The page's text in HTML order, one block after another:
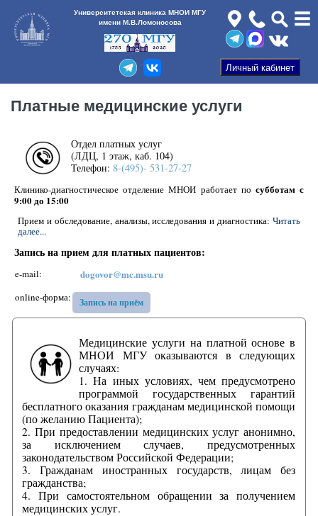
Университетская клиника МНОИ МГУ
имени М.В.Ломоносова
Платные медицинские услуги
Отдел платных услуг
(ЛДЦ, 1 этаж, каб. 104)
Телефон: 8-(495)- 531-27-27
Клинико-диагностическое отделение МНОИ работает по субботам с
9:00 до 15:00
Прием и обследование, анализы, исследования и диагностика: Читать
далее...
Запись на прием для платных пациентов:
e-mail: dogovor@mc.msu.ru
online-форма: Запись на приём
Медицинские услуги на платной основе в
МНОИ МГУ оказываются в следующих
случаях:
1. На иных условиях, чем предусмотрено
программой государственных гарантий
бесплатного оказания гражданам медицинской помощи
(по желанию Пациента);
2. При предоставлении медицинских услуг анонимно,
за исключением случаев, предусмотренных
законодательством Российской Федерации;
3. Гражданам иностранных государств, лицам без
гражданства;
4. При самостоятельном обращении за получением
медицинских услуг.